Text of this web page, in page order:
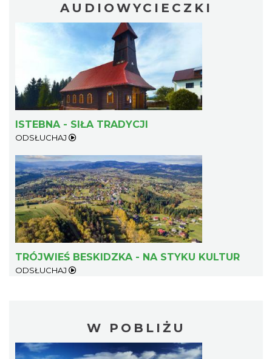
AUDIOWYCIECZKI
ISTEBNA - SIŁA TRADYCJI
ODSŁUCHAJ
TRÓJWIEŚ BESKIDZKA - NA STYKU KULTUR
ODSŁUCHAJ
W POBLIŻU